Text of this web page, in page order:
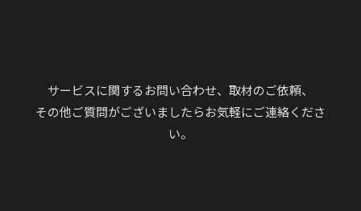
サービスに関するお問い合わせ、取材のご依頼、
その他ご質問がございましたらお気軽にご連絡くださ
い。